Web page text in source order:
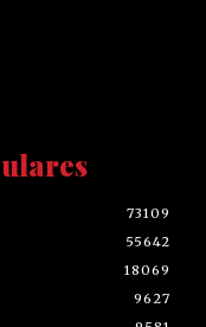
73109
55642
18069
9627